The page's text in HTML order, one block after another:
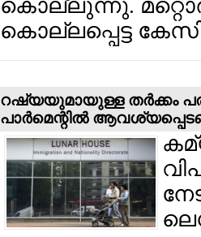
കൊല്ലുന്നു.
കൊല്ലപ്പെട്ട
റഷ്യയുമായുള്ള തര്‍ക്കം
പാര്‍മെന്റില്‍